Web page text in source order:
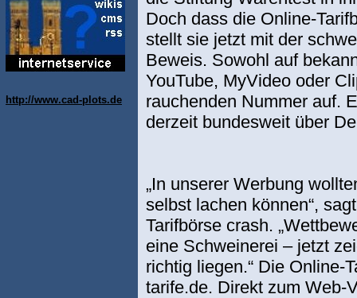
http://www.cad-plots.de
Doch dass die Online-
stellt sie jetzt mit der
Beweis. Sowohl auf
YouTube, MyVideo oder
rauchenden Nummer auf.
derzeit bundesweit über
„In unserer Werbung
selbst lachen können“,
Tarifbörse crash.
eine Schweinerei – jetzt
richtig liegen.“ Die Online-
tarife.de. Direkt zum Web-